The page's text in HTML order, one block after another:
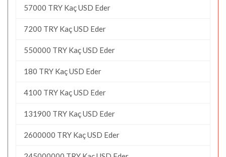
57000 TRY Kaç USD Eder
7200 TRY Kaç USD Eder
550000 TRY Kaç USD Eder
180 TRY Kaç USD Eder
4100 TRY Kaç USD Eder
131900 TRY Kaç USD Eder
2600000 TRY Kaç USD Eder